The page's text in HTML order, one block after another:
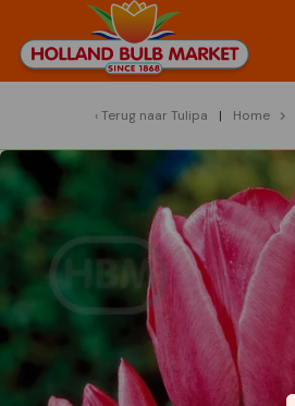
Terug naar Tulipa Home